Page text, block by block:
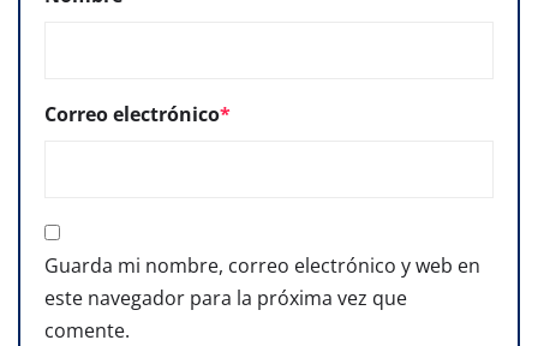
Correo electrónico*
Guarda mi nombre, correo electrónico y web en
este navegador para la próxima vez que
comente.